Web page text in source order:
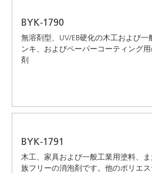
BYK-1790
無溶剤型、UV/EB硬化の木工および一
ンキ、およびペーパーコーティング
剤
BYK-1791
木工、家具および一般工業用塗料、
族フリーの消泡剤です。他のポリエ